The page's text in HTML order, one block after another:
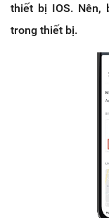
thiết bị IOS. Nên,
trong thiết bị.